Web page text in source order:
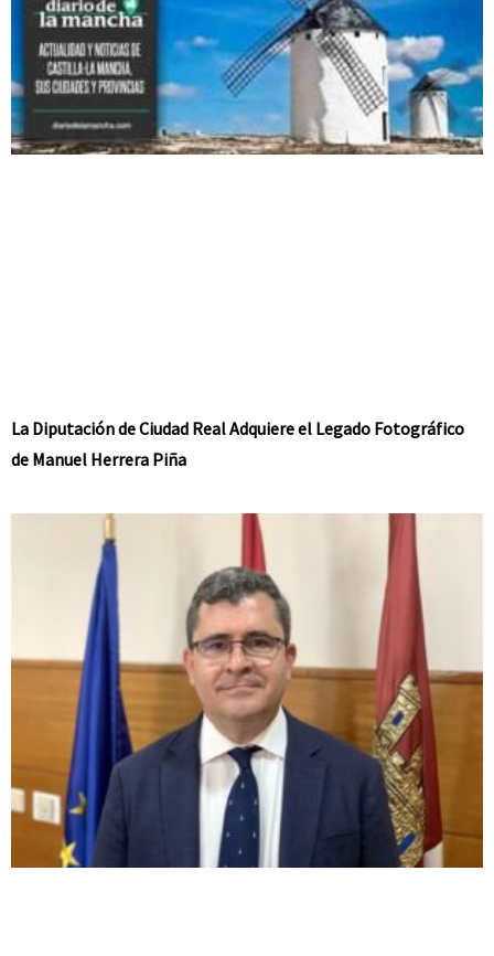
La Diputación de Ciudad Real Adquiere el Legado Fotográfico
de Manuel Herrera Piña